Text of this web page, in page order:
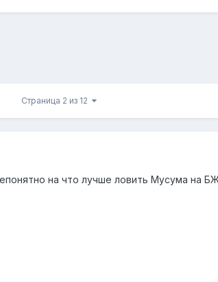
Страница 2 из 12
на что лучше ловить Мусума на